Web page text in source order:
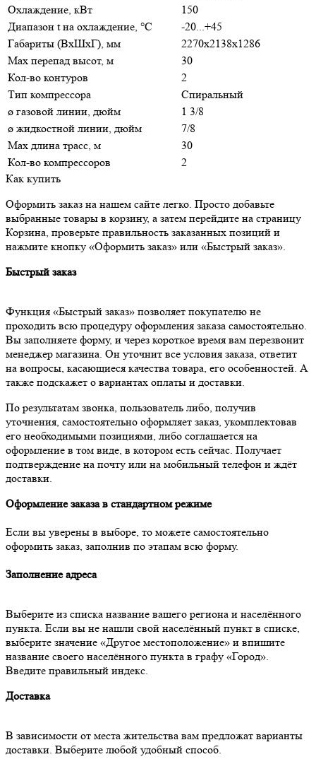
Охлаждение, кВт
150
Диапазон t на охлаждение, °С
-20...+45
Габариты (ВхШхГ), мм
2270x2138x1286
Max перепад высот, м
30
Кол-во контуров
2
Тип компрессора
Спиральный
ø газовой линии, дюйм
1 3/8
ø жидкостной линии, дюйм
7/8
Max длина трасс, м
30
Кол-во компрессоров
2
Как купить
Оформить заказ на нашем сайте легко. Просто добавьте
выбранные товары в корзину, а затем перейдите на страницу
Корзина, проверьте правильность заказанных позиций и
нажмите кнопку «Оформить заказ» или «Быстрый заказ».
Быстрый заказ
Функция «Быстрый заказ» позволяет покупателю не
проходить всю процедуру оформления заказа самостоятельно.
Вы заполняете форму, и через короткое время вам перезвонит
менеджер магазина. Он уточнит все условия заказа, ответит
на вопросы, касающиеся качества товара, его особенностей. А
также подскажет о вариантах оплаты и доставки.
По результатам звонка, пользователь либо, получив
уточнения, самостоятельно оформляет заказ, укомплектовав
его необходимыми позициями, либо соглашается на
оформление в том виде, в котором есть сейчас. Получает
подтверждение на почту или на мобильный телефон и ждёт
доставки.
Оформление заказа в стандартном режиме
Если вы уверены в выборе, то можете самостоятельно
оформить заказ, заполнив по этапам всю форму.
Заполнение адреса
Выберите из списка название вашего региона и населённого
пункта. Если вы не нашли свой населённый пункт в списке,
выберите значение «Другое местоположение» и впишите
название своего населённого пункта в графу «Город».
Введите правильный индекс.
Доставка
В зависимости от места жительства вам предложат варианты
доставки. Выберите любой удобный способ.